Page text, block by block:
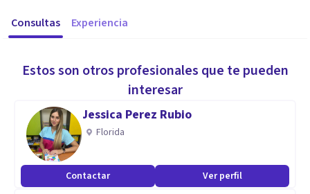
Consultas Experiencia
Estos son otros profesionales que te pueden
interesar
Jessica Perez Rubio
Florida
Contactar Ver perfil